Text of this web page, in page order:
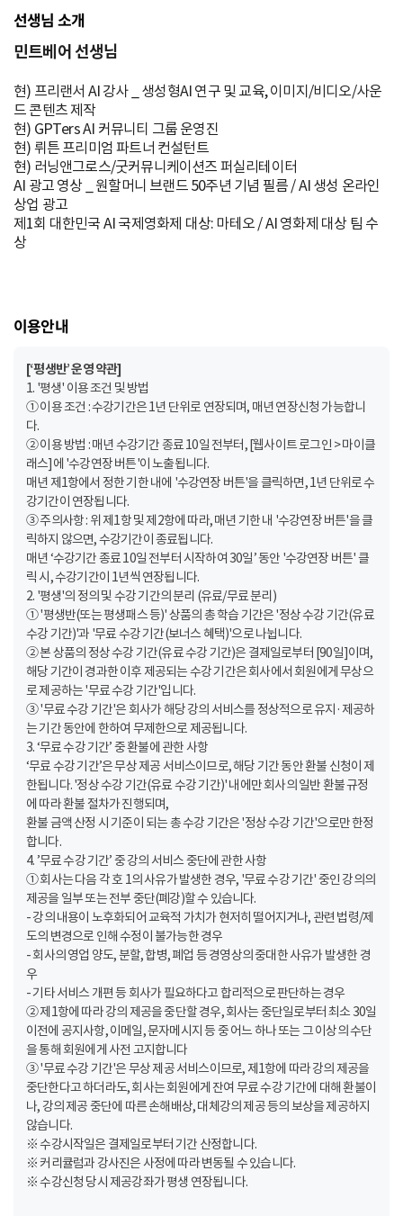
선생님 소개
민트베어 선생님
현) 프리랜서 AI 강사 _ 생성형AI 연구 및 교육, 이미지/비디오/사운
드 콘텐츠 제작
현) GPTers AI 커뮤니티 그룹 운영진
현) 뤼튼 프리미엄 파트너 컨설턴트
현) 러닝앤그로스/굿커뮤니케이션즈 퍼실리테이터
AI 광고 영상 _ 원할머니 브랜드 50주년 기념 필름 / AI 생성 온라인
상업 광고
제1회 대한민국 AI 국제영화제 대상: 마테오 / AI 영화제 대상 팀 수
상
이용안내
[‘평생반’ 운영 약관]
1. '평생' 이용 조건 및 방법
① 이용 조건 : 수강기간은 1년 단위로 연장되며, 매년 연장신청 가능합니
다.
② 이용 방법 : 매년 수강기간 종료 10일 전부터, [웹사이트 로그인 > 마이클
래스]에 '수강연장 버튼'이 노출됩니다.
매년 제1항에서 정한 기한 내에 '수강연장 버튼'을 클릭하면, 1년 단위로 수
강기간이 연장됩니다.
③ 주의사항 : 위 제1항 및 제2항에 따라, 매년 기한 내 '수강연장 버튼'을 클
릭하지 않으면, 수강기간이 종료됩니다.
매년 ‘수강기간 종료 10일 전부터 시작하여 30일’ 동안 '수강연장 버튼' 클
릭 시, 수강기간이 1년씩 연장됩니다.
2. '평생'의 정의 및 수강 기간의 분리 (유료/무료 분리)
① '평생반(또는 평생패스 등)' 상품의 총 학습 기간은 '정상 수강 기간(유료
수강 기간)'과 '무료 수강 기간(보너스 혜택)'으로 나뉩니다.
② 본 상품의 정상 수강 기간(유료 수강 기간)은 결제일로부터 [90일]이며,
해당 기간이 경과한 이후 제공되는 수강 기간은 회사에서 회원에게 무상으
로 제공하는 '무료 수강 기간'입니다.
③ '무료 수강 기간'은 회사가 해당 강의 서비스를 정상적으로 유지·제공하
는 기간 동안에 한하여 무제한으로 제공됩니다.
3. ‘무료 수강 기간’ 중 환불에 관한 사항
‘무료 수강 기간’은 무상 제공 서비스이므로, 해당 기간 동안 환불 신청이 제
한됩니다. '정상 수강 기간(유료 수강 기간)' 내에만 회사의 일반 환불 규정
에 따라 환불 절차가 진행되며,
환불 금액 산정 시 기준이 되는 총 수강 기간은 '정상 수강 기간'으로만 한정
합니다.
4. ’무료 수강 기간’ 중 강의 서비스 중단에 관한 사항
① 회사는 다음 각 호 1의 사유가 발생한 경우, '무료 수강 기간' 중인 강의의
제공을 일부 또는 전부 중단(폐강)할 수 있습니다.
- 강의 내용이 노후화되어 교육적 가치가 현저히 떨어지거나, 관련 법령/제
도의 변경으로 인해 수정이 불가능한 경우
- 회사의 영업 양도, 분할, 합병, 폐업 등 경영상의 중대한 사유가 발생한 경
우
- 기타 서비스 개편 등 회사가 필요하다고 합리적으로 판단하는 경우
② 제1항에 따라 강의 제공을 중단할 경우, 회사는 중단일로부터 최소 30일
이전에 공지사항, 이메일, 문자메시지 등 중 어느 하나 또는 그 이상의 수단
을 통해 회원에게 사전 고지합니다
③ '무료 수강 기간'은 무상 제공 서비스이므로, 제1항에 따라 강의 제공을
중단한다고 하더라도, 회사는 회원에게 잔여 무료 수강 기간에 대해 환불이
나, 강의 제공 중단에 따른 손해배상, 대체강의 제공 등의 보상을 제공하지
않습니다.
※ 수강시작일은 결제일로부터 기간 산정합니다.
※ 커리큘럼과 강사진은 사정에 따라 변동될 수 있습니다.
※ 수강신청 당시 제공강좌가 평생 연장됩니다.